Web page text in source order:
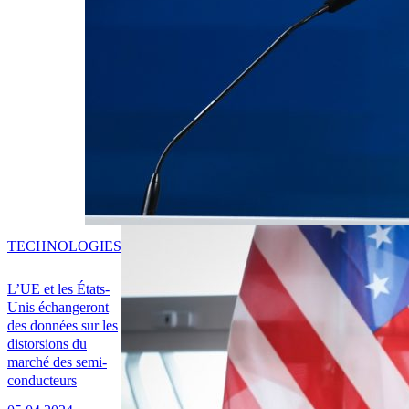
L’UE et les États-
Unis échangeront
des données sur les
distorsions du
marché des semi-
conducteurs
TECHNOLOGIES